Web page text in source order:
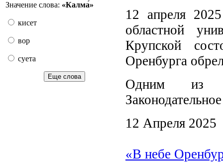
Значение слова: «Калма́»
кисет
вор
суета
Еще слова
12 апреля
областной
Крупской
Оренбурга
Одним из
12 Апреля 2025
«В небе